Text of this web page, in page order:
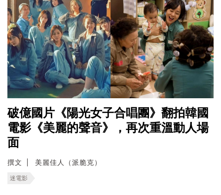
破億國片《陽光女子合唱團》翻拍韓國
電影《美麗的聲音》，再次重溫動人場
面
撰文 美麗佳人（派脆克）
迷電影